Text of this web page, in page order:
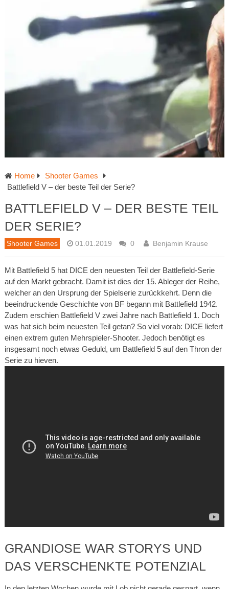
Home
Shooter Games
Battlefield V – der beste Teil der Serie?
BATTLEFIELD V – DER BESTE TEIL
DER SERIE?
Shooter Games 01.01.2019 0 Benjamin Krause
Mit Battlefield 5 hat DICE den neuesten Teil der Battlefield-Serie
auf den Markt gebracht. Damit ist dies der 15. Ableger der Reihe,
welcher an den Ursprung der Spielserie zurückkehrt. Denn die
beeindruckende Geschichte von BF begann mit Battlefield 1942.
Zudem erschien Battlefield V zwei Jahre nach Battlefield 1. Doch
was hat sich beim neuesten Teil getan? So viel vorab: DICE liefert
einen extrem guten Mehrspieler-Shooter. Jedoch benötigt es
insgesamt noch etwas Geduld, um Battlefield 5 auf den Thron der
Serie zu hieven.
GRANDIOSE WAR STORYS UND
DAS VERSCHENKTE POTENZIAL